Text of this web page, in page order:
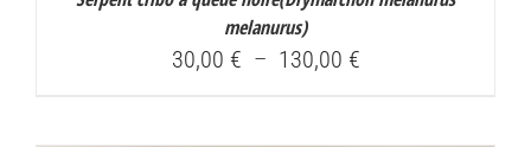
melanurus)
30,00 € – 130,00 €Plage